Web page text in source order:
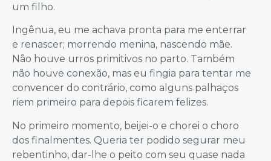
um filho.
Ingênua, eu me achava pronta para me enterrar
e renascer; morrendo menina, nascendo mãe.
Não houve urros primitivos no parto. Também
não houve conexão, mas eu fingia para tentar me
convencer do contrário, como alguns palhaços
riem primeiro para depois ficarem felizes.
No primeiro momento, beijei-o e chorei o choro
dos finalmentes. Queria ter podido segurar meu
rebentinho, dar-lhe o peito com seu quase nada